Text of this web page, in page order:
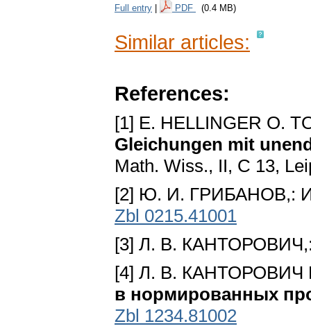
Full entry PDF (0.4 MB)
Similar articles:
References:
[1] E. HELLINGER O.
Gleichungen mit
Math. Wiss., II, C 13,
[2] Ю. И. ГРИБАНОВ,:
Zbl 0215.41001
[3] Л. В.
[4] Л. В.
в нормированных
Zbl 1234.81002